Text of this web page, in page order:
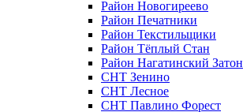
Район Новогиреево
Район Печатники
Район Текстильщики
Район Тёплый Стан
Район Нагатинский Затон
СНТ Зенино
СНТ Лесное
СНТ Павлино Форест